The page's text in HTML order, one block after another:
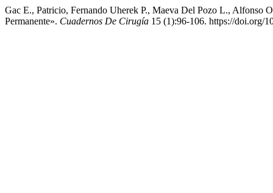
Gac E., Patricio, Fernando Uherek P., Maeva Del Pozo L., Alfonso
Permanente». Cuadernos De Cirugía 15 (1):96-106. https://doi.org/